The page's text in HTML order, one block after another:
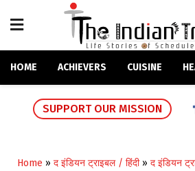
HOME ACHIEVERS CUISINE
SUPPORT OUR MISSION
Home » द इंडियन ट्राइबल / हिंदी» द इंडियन